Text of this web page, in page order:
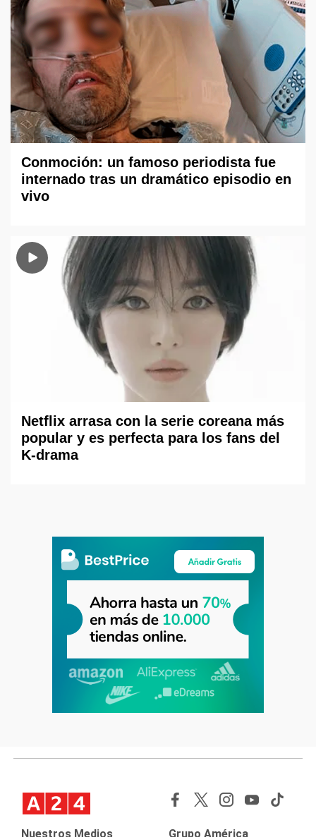
Conmoción: un famoso periodista fue
internado tras un dramático episodio en
vivo
Netflix arrasa con la serie coreana más
popular y es perfecta para los fans del
K-drama
Nuestros Medios Grupo América